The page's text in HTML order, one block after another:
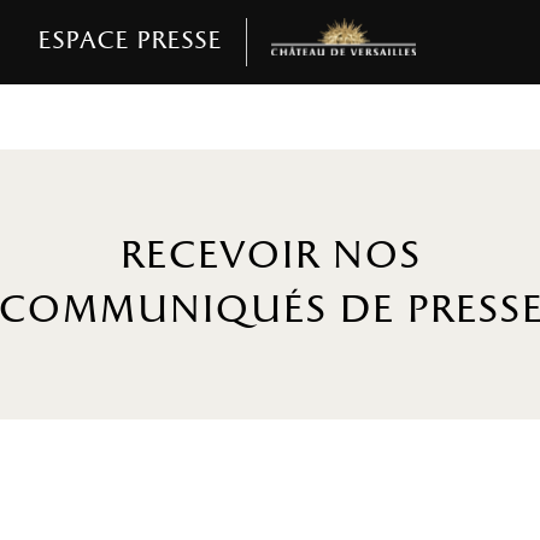
Espace presse
recevoir nos
communiqués de presse